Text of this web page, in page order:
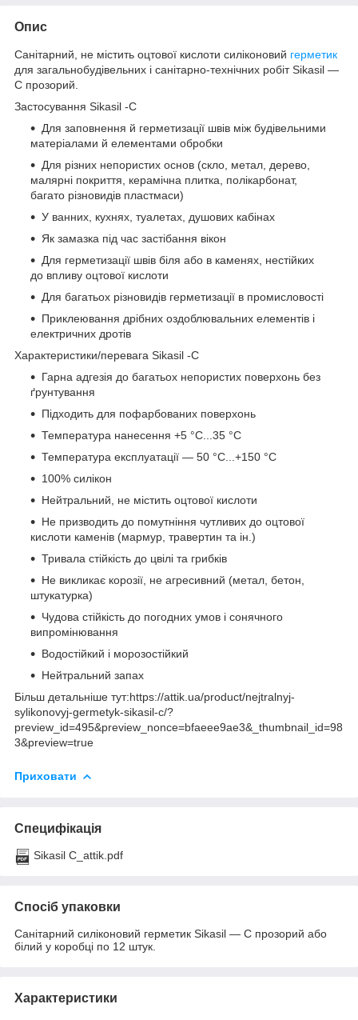
Опис
Санітарний, не містить оцтової кислоти силіконовий герметик
для загальнобудівельних і санітарно-технічних робіт Sikasil —
C прозорий.
Застосування Sikasil -C
Для заповнення й герметизації швів між будівельними
матеріалами й елементами обробки
Для різних непористих основ (скло, метал, дерево,
малярні покриття, керамічна плитка, полікарбонат,
багато різновидів пластмаси)
У ванних, кухнях, туалетах, душових кабінах
Як замазка під час застібання вікон
Для герметизації швів біля або в каменях, нестійких
до впливу оцтової кислоти
Для багатьох різновидів герметизації в промисловості
Приклеювання дрібних оздоблювальних елементів і
електричних дротів
Характеристики/перевага Sikasil -C
Гарна адгезія до багатьох непористих поверхонь без
ґрунтування
Підходить для пофарбованих поверхонь
Температура нанесення +5 °C...35 °C
Температура експлуатації — 50 °C...+150 °C
100% силікон
Нейтральний, не містить оцтової кислоти
Не призводить до помутніння чутливих до оцтової
кислоти каменів (мармур, травертин та ін.)
Тривала стійкість до цвілі та грибків
Не викликає корозії, не агресивний (метал, бетон,
штукатурка)
Чудова стійкість до погодних умов і сонячного
випромінювання
Водостійкий і морозостійкий
Нейтральний запах
Більш детальніше тут:https://attik.ua/product/nejtralnyj-
sylikonovyj-germetyk-sikasil-c/?
preview_id=495&preview_nonce=bfaeee9ae3&_thumbnail_id=98
3&preview=true
Приховати
Специфікація
Sikasil C_attik.pdf
Спосіб упаковки
Санітарний силіконовий герметик Sikasil — C прозорий або
білий у коробці по 12 штук.
Характеристики